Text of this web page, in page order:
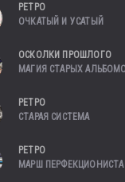
РЕТРО
ОЧКАТЫЙ И УСАТЫЙ
ОСКОЛКИ ПРОШЛОГО
МАГИЯ СТАРЫХ
РЕТРО
СТАРАЯ СИСТЕМА
РЕТРО
МАРШ ПЕРФЕКЦИОНИСТА